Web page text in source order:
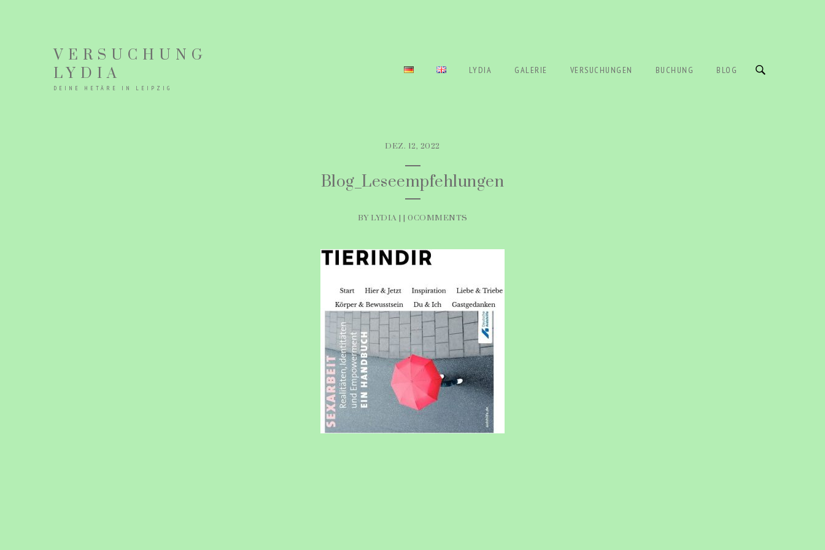
VERSUCHUNG
LYDIA
DEINE HETÄRE IN LEIPZIG
LYDIA GALERIE VERSUCHUNGEN BUCHUNG BLOG
DEZ. 12, 2022
Blog_Leseempfehlungen
BY LYDIA | | 0COMMENTS